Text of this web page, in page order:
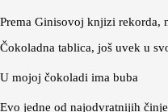
Prema Ginisovoj knjizi rekorda,
Čokoladna tablica, još uvek u
U mojoj čokoladi ima buba
Evo jedne od najodvratnijih